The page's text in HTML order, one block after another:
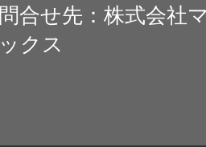
問合せ先：株式会社
ックス